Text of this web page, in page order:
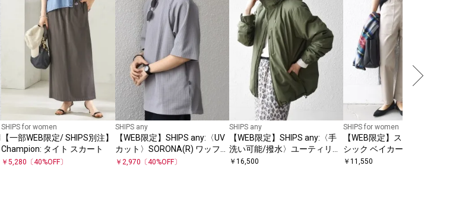
SHIPS for women
【一部WEB限定/ SHIPS別注】
Champion: タイト スカート
￥ 5,280 〔40%OFF〕
SHIPS any
【WEB限定】SHIPS any:〈UV
カット〉SORONA(R) ワッフル
ラグラン リラックス Tシャツ
￥ 2,970 〔40%OFF〕
SHIPS any
【WEB限定】SHIPS any:〈手
洗い可能/撥水〉ユーティリテ
ィー 中綿 マウンテンパーカー
￥ 16,500
SHIPS for women
【WEB限定】ストレッチ ベー
シック ベイカー パンツ
￥ 11,550